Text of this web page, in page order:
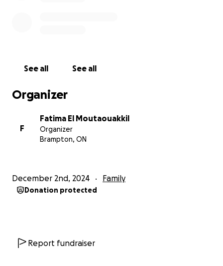
Moroccan Community member
ومساندتكم لفاطمة، أخت مغربية تواجه تحديات لا يمكن
تصورها. قبل أسبوعين فقط، فقدت فاطمة زوجها بشكل
للأسف، وجدت فاطمة نفسها لا تواجه فقط ألم هذه الخسارة
See all See all
Organizer
F
Fatima El Moutaouakkil
Organizer
Brampton, ON
December 2nd, 2024 Family
Donation protected
Report fundraiser